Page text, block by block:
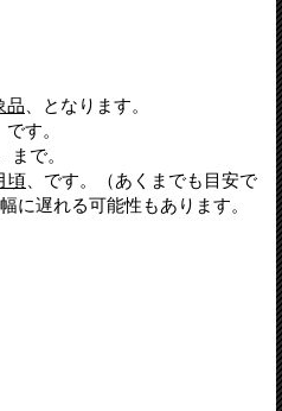
品 、となります。
、です。
、まで。
頃 、です。（あくまでも目安で
に遅れる可能性もあります。